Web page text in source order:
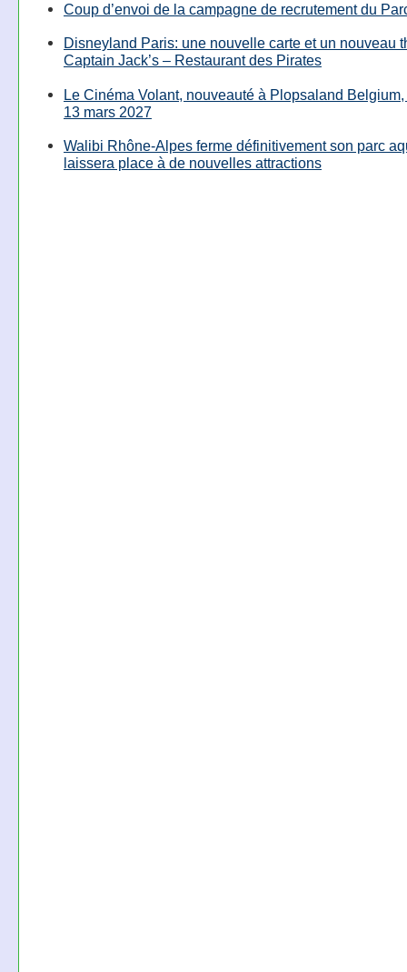
Coup d’envoi de la campagne de recrutement du
Disneyland Paris: une nouvelle carte et un nouveau
Captain Jack’s – Restaurant des Pirates
Le Cinéma Volant, nouveauté à Plopsaland
13 mars 2027
Walibi Rhône-Alpes ferme définitivement son parc
laissera place à de nouvelles attractions